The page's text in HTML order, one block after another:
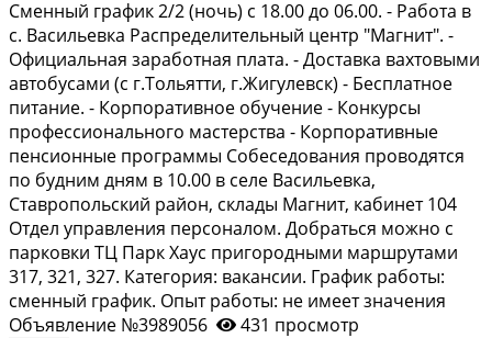
Сменный график 2/2 (ночь) с 18.00 до 06.00. - Работа в
с. Васильевка Распределительный центр "Магнит". -
Официальная заработная плата. - Доставка вахтовыми
автобусами (с г.Тольятти, г.Жигулевск) - Бесплатное
питание. - Корпоративное обучение - Конкурсы
профессионального мастерства - Корпоративные
пенсионные программы Собеседования проводятся
по будним дням в 10.00 в селе Васильевка,
Ставропольский район, склады Магнит, кабинет 104
Отдел управления персоналом. Добраться можно с
парковки ТЦ Парк Хаус пригородными маршрутами
317, 321, 327. Категория: вакансии. График работы:
сменный график. Опыт работы: не имеет значения
Объявление №3989056
431 просмотр